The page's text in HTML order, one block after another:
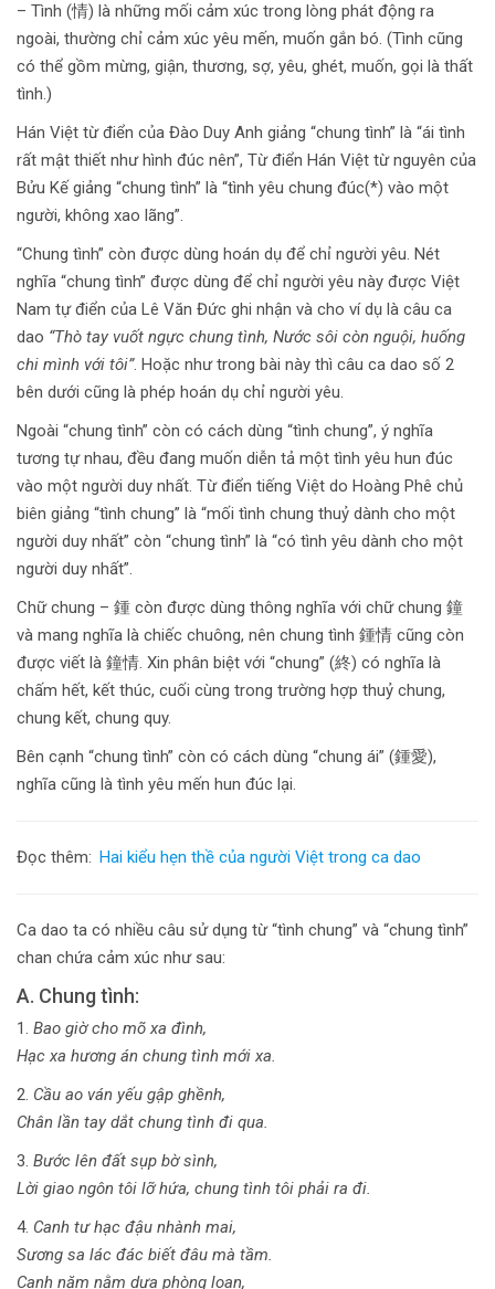
– Tình (情) là những mối cảm xúc trong lòng phát động ra
ngoài, thường chỉ cảm xúc yêu mến, muốn gắn bó. (Tình cũng
có thể gồm mừng, giận, thương, sợ, yêu, ghét, muốn, gọi là thất
tình.)
Hán Việt từ điển của Đào Duy Anh giảng “chung tình” là “ái tình
rất mật thiết như hình đúc nên”, Từ điển Hán Việt từ nguyên của
Bửu Kế giảng “chung tình” là “tình yêu chung đúc(*) vào một
người, không xao lãng”.
“Chung tình” còn được dùng hoán dụ để chỉ người yêu. Nét
nghĩa “chung tình” được dùng để chỉ người yêu này được Việt
Nam tự điển của Lê Văn Đức ghi nhận và cho ví dụ là câu ca
dao “Thò tay vuốt ngực chung tình, Nước sôi còn nguội, huống
chi mình với tôi”. Hoặc như trong bài này thì câu ca dao số 2
bên dưới cũng là phép hoán dụ chỉ người yêu.
Ngoài “chung tình” còn có cách dùng “tình chung”, ý nghĩa
tương tự nhau, đều đang muốn diễn tả một tình yêu hun đúc
vào một người duy nhất. Từ điển tiếng Việt do Hoàng Phê chủ
biên giảng “tình chung” là “mối tình chung thuỷ dành cho một
người duy nhất” còn “chung tình” là “có tình yêu dành cho một
người duy nhất”.
Chữ chung – 鍾 còn được dùng thông nghĩa với chữ chung 鐘
và mang nghĩa là chiếc chuông, nên chung tình 鍾情 cũng còn
được viết là 鐘情. Xin phân biệt với “chung” (終) có nghĩa là
chấm hết, kết thúc, cuối cùng trong trường hợp thuỷ chung,
chung kết, chung quy.
Bên cạnh “chung tình” còn có cách dùng “chung ái” (鍾愛),
nghĩa cũng là tình yêu mến hun đúc lại.
Đọc thêm: Hai kiểu hẹn thề của người Việt trong ca dao
Ca dao ta có nhiều câu sử dụng từ “tình chung” và “chung tình”
chan chứa cảm xúc như sau:
A. Chung tình:
1. Bao giờ cho mõ xa đình,
Hạc xa hương án chung tình mới xa.
2. Cầu ao ván yếu gập ghềnh,
Chân lần tay dắt chung tình đi qua.
3. Bước lên đất sụp bờ sình,
Lời giao ngôn tôi lỡ hứa, chung tình tôi phải ra đi.
4. Canh tư hạc đậu nhành mai,
Sương sa lác đác biết đâu mà tầm.
Canh năm nằm dựa phòng loan,